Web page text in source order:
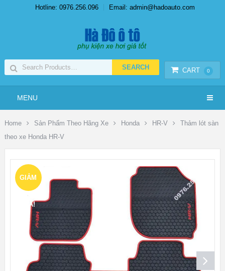
Hotline: 0976.256.096 Email: admin@hadoauto.com
CART 0
MENU
Home Sản Phẩm Theo Hãng Xe Honda HR-V
Thảm lót sàn
theo xe Honda HR-V
GIẢM
GIÁ!